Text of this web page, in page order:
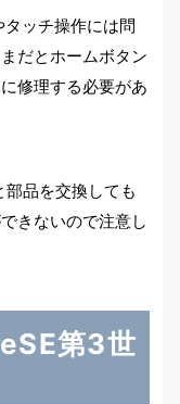
ッチ操作には問
だとホームボタン
修理する必要があ
品を交換しても
きないので注意し
第3世